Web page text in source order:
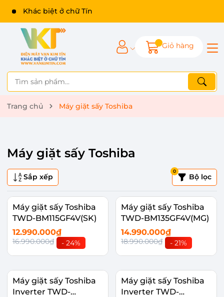
Khác biệt ở chữ Tín
Giỏ hàng
Trang chủ Máy giặt sấy Toshiba
Máy giặt sấy Toshiba
Sắp xếp Bộ lọc
0
Máy giặt sấy Toshiba
TWD-BM115GF4V(SK)
12.990.000₫
16.990.000₫ - 24%
Máy giặt sấy Toshiba
TWD-BM135GF4V(MG)
14.990.000₫
18.990.000₫ - 21%
Máy giặt sấy Toshiba
Inverter TWD-
Máy giặt sấy Toshiba
Inverter TWD-